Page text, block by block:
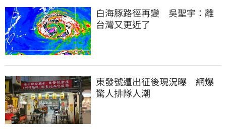
白海豚路徑再變　吳聖宇：離
台灣又更近了
東發號遭出征後現況曝　網爆
驚人排隊人潮